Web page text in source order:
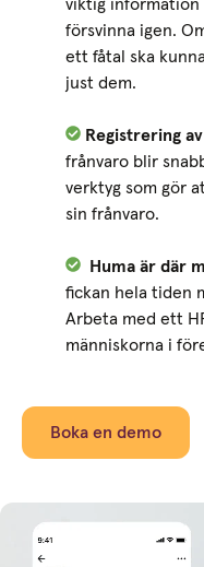
viktig information
försvinna igen.
ett fåtal ska
just dem.
Registrering
frånvaro blir
verktyg som gör
sin frånvaro.
Huma är där
fickan hela tiden
Arbeta med ett
människorna i
Boka en demo